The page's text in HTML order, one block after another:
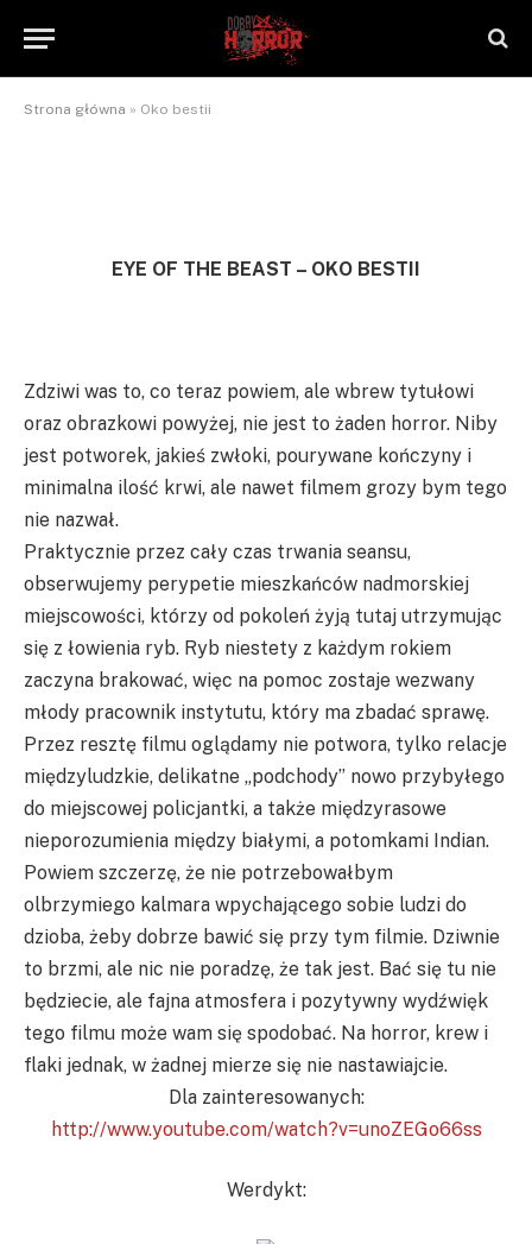
Strona główna » Oko bestii
NaTrzeźwoNieWarto
2012-09-17
EYE OF THE BEAST – OKO BESTII
Zdziwi was to, co teraz powiem, ale wbrew tytułowi
oraz obrazkowi powyżej, nie jest to żaden horror. Niby
jest potworek, jakieś zwłoki, pourywane kończyny i
minimalna ilość krwi, ale nawet filmem grozy bym tego
nie nazwał.
Praktycznie przez cały czas trwania seansu,
obserwujemy perypetie mieszkańców nadmorskiej
miejscowości, którzy od pokoleń żyją tutaj utrzymując
się z łowienia ryb. Ryb niestety z każdym rokiem
zaczyna brakować, więc na pomoc zostaje wezwany
młody pracownik instytutu, który ma zbadać sprawę.
Przez resztę filmu oglądamy nie potwora, tylko relacje
międzyludzkie, delikatne „podchody” nowo przybyłego
do miejscowej policjantki, a także międzyrasowe
nieporozumienia między białymi, a potomkami Indian.
Powiem szczerzę, że nie potrzebowałbym
olbrzymiego kalmara wpychającego sobie ludzi do
dzioba, żeby dobrze bawić się przy tym filmie. Dziwnie
to brzmi, ale nic nie poradzę, że tak jest. Bać się tu nie
będziecie, ale fajna atmosfera i pozytywny wydźwięk
tego filmu może wam się spodobać. Na horror, krew i
flaki jednak, w żadnej mierze się nie nastawiajcie.
Dla zainteresowanych:
http://www.youtube.com/watch?v=unoZEGo66ss
Werdykt: